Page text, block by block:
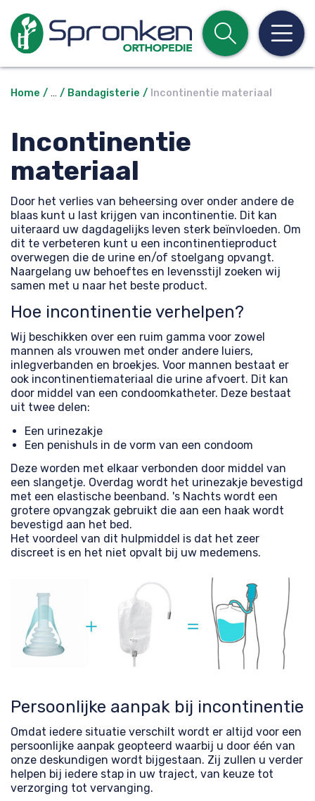
Open
Home … Bandagisterie Incontinentie materiaal
Incontinentie
materiaal
Door het verlies van beheersing over onder andere de
blaas kunt u last krijgen van incontinentie. Dit kan
uiteraard uw dagdagelijks leven sterk beïnvloeden. Om
dit te verbeteren kunt u een incontinentieproduct
overwegen die de urine en/of stoelgang opvangt.
Naargelang uw behoeftes en levensstijl zoeken wij
samen met u naar het beste product.
Hoe incontinentie verhelpen?
Wij beschikken over een ruim gamma voor zowel
mannen als vrouwen met onder andere luiers,
inlegverbanden en broekjes. Voor mannen bestaat er
ook incontinentiemateriaal die urine afvoert. Dit kan
door middel van een condoomkatheter. Deze bestaat
uit twee delen:
Een urinezakje
Een penishuls in de vorm van een condoom
Deze worden met elkaar verbonden door middel van
een slangetje. Overdag wordt het urinezakje bevestigd
met een elastische beenband. 's Nachts wordt een
grotere opvangzak gebruikt die aan een haak wordt
bevestigd aan het bed.
Het voordeel van dit hulpmiddel is dat het zeer
discreet is en het niet opvalt bij uw medemens.
Persoonlijke aanpak bij incontinentie
Omdat iedere situatie verschilt wordt er altijd voor een
persoonlijke aanpak geopteerd waarbij u door één van
onze deskundigen wordt bijgestaan. Zij zullen u verder
helpen bij iedere stap in uw traject, van keuze tot
verzorging tot vervanging.